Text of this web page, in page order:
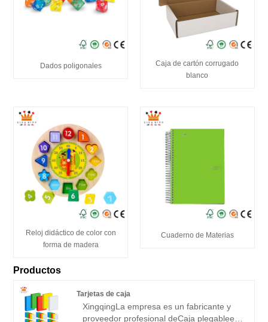
Dados poligonales
Caja de cartón corrugado
blanco
Reloj didáctico de color con
forma de madera
Cuaderno de Materias
Productos
Tarjetas de caja
XingqingLa empresa es un fabricante y
proveedor profesional deCaja plegableen